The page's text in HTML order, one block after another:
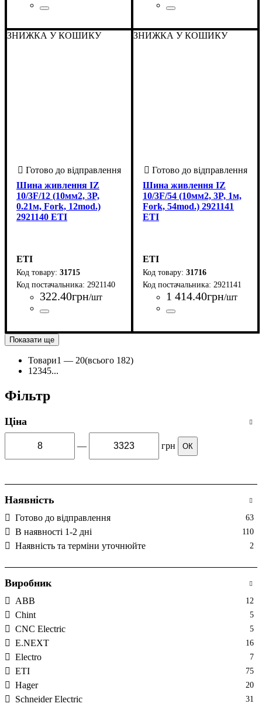
ЗНИЖКА У КОШИКУ
Шина живлення IZ
10/3F/12 (10мм2, 3P,
0.21м, Fork, 12mod.)
2921140 ETI
ETI
31715
2921140
322.40грн/шт
ЗНИЖКА У КОШИКУ
Шина живлення IZ
10/3F/54 (10мм2, 3P, 1м,
Fork, 54mod.) 2921141
ETI
ETI
31716
2921141
1 414.40грн/шт
Показати ще
Товари1 — 20(всього 182)
1 2345...
Фільтр
Ціна
— грн ОК
Наявність
Готово до відправлення 63
В наявності 1-2 дні 110
Наявність та терміни уточнюйте 2
Виробник
ABB 12
Chint 5
CNC Electric 5
E.NEXT 16
Electro 7
ETI 75
Hager 20
Schneider Electric 31